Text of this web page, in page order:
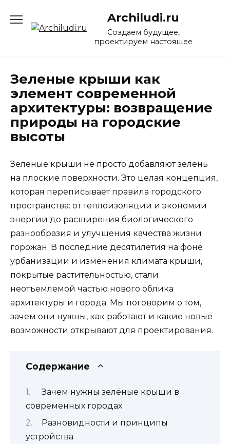
содержанию
Archiludi.ru
Создаем будущее,
проектируем настоящее
Зеленые крыши как
элемент современной
архитектуры: возвращение
природы на городские
высоты
Зеленые крыши не просто добавляют зелень
на плоские поверхности. Это целая концепция,
которая переписывает правила городского
пространства: от теплоизоляции и экономии
энергии до расширения биологического
разнообразия и улучшения качества жизни
горожан. В последние десятилетия на фоне
урбанизации и изменения климата крыши,
покрытые растительностью, стали
неотъемлемой частью нового облика
архитектуры и города. Мы поговорим о том,
зачем они нужны, как работают и какие новые
возможности открывают для проектирования.
Содержание
Зачем нужны зелёные крыши в
современных городах
Разновидности и принципы
устройства